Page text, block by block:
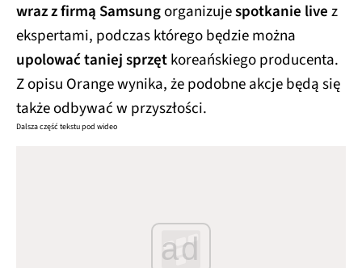
wraz z firmą Samsungorganizujespotkanie livez
ekspertami, podczas którego będzie można
upolować taniej sprzętkoreańskiego producenta.
Z opisu Orange wynika, że podobne akcje będą się
także odbywać w przyszłości.
Dalsza część tekstu pod wideo
ad